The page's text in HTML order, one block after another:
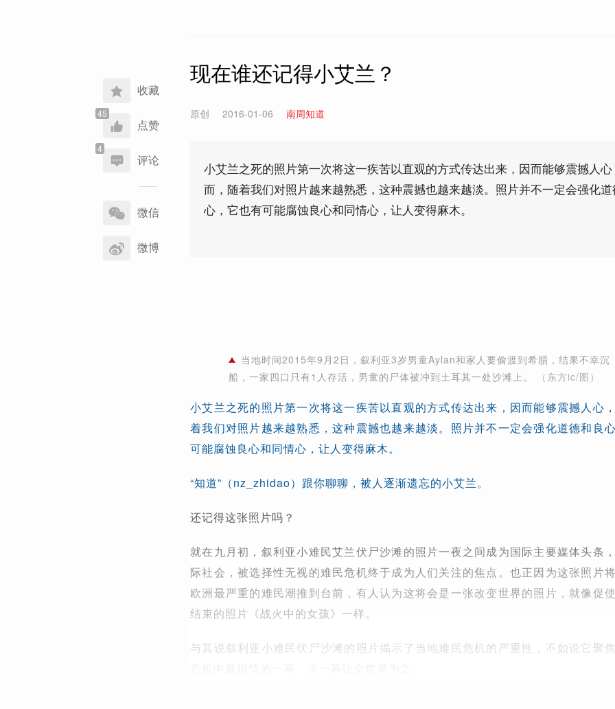
收藏
点赞
评论
享
到
微信
微博
现在谁还记得小艾兰？
原创 2016-01-06 南周知道
小艾兰之死的照片第一次将这一疾苦以直观的方式传达出来，因而能够震撼人
而，随着我们对照片越来越熟悉，这种震撼也越来越淡。照片并不一定会强化
心，它也有可能腐蚀良心和同情心，让人变得麻木。
当地时间2015年9月2日，叙利亚3岁男童Aylan和家人要偷渡到希腊，结果不幸沉
船，一家四口只有1人存活，男童的尸体被冲到土耳其一处沙滩上。
（东方ic/图）
小艾兰之死的照片第一次将这一疾苦以直观的方式传达出来，因而能够震撼人心
着我们对照片越来越熟悉，这种震撼也越来越淡。照片并不一定会强化道德和良
可能腐蚀良心和同情心，让人变得麻木。
“知道”（nz_zhidao）跟你聊聊，被人逐渐遗忘的小艾兰。
还记得这张照片吗？
就在九月初，叙利亚小难民艾兰伏尸沙滩的照片一夜之间成为国际主要媒体头条
际社会，被选择性无视的难民危机终于成为人们关注的焦点。也正因为这张照片
欧洲最严重的难民潮推到台前，有人认为这将会是一张改变世界的照片，就像促
结束的照片《战火中的女孩》一样。
与其说叙利亚小难民伏尸沙滩的照片揭示了当地难民危机的严重性，不如说它聚